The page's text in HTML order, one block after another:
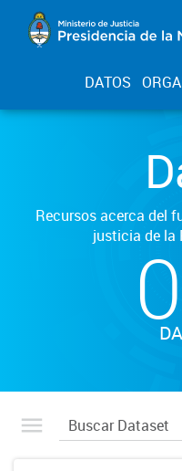
DATOS
Recursos acerca del
justicia de la